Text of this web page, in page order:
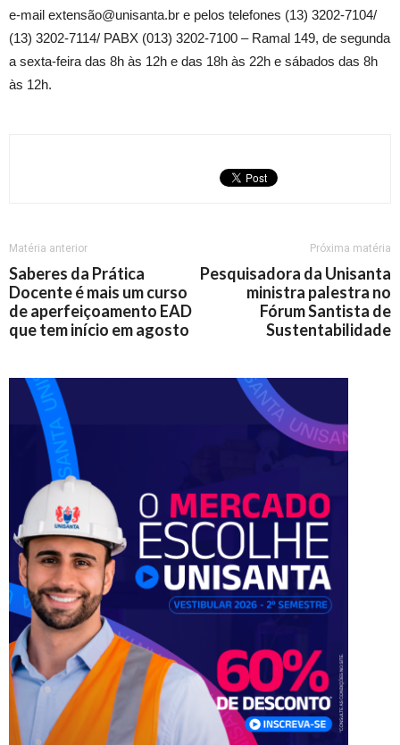
e-mail extensão@unisanta.br e pelos telefones (13) 3202-7104/
(13) 3202-7114/ PABX (013) 3202-7100 – Ramal 149, de segunda
a sexta-feira das 8h às 12h e das 18h às 22h e sábados das 8h
às 12h.
Matéria anterior
Saberes da Prática
Docente é mais um curso
de aperfeiçoamento EAD
que tem início em agosto
Próxima matéria
Pesquisadora da Unisanta
ministra palestra no
Fórum Santista de
Sustentabilidade